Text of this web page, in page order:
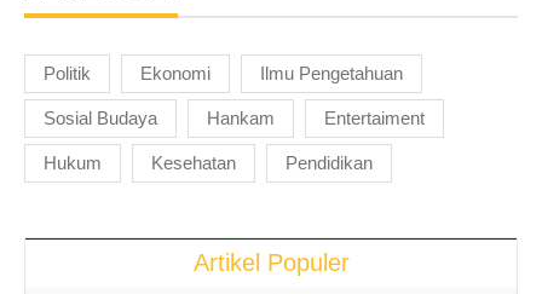
Politik Ekonomi Ilmu Pengetahuan
Sosial Budaya Hankam Entertaiment
Hukum Kesehatan Pendidikan
Artikel Populer